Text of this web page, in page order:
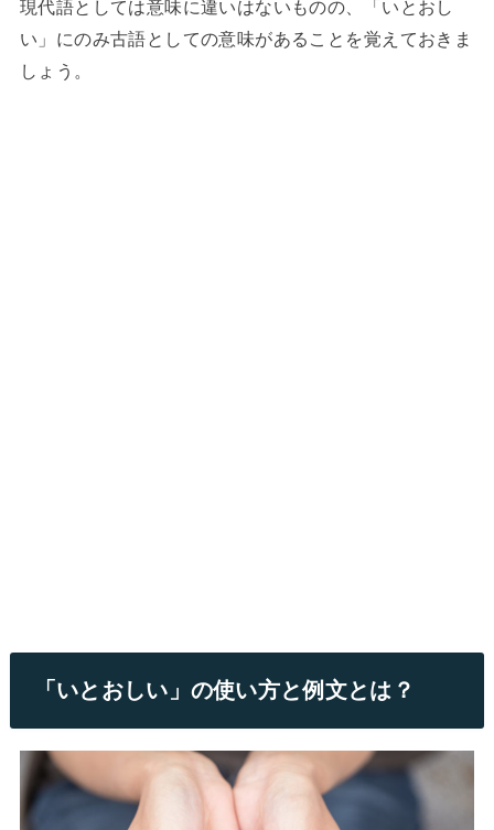
現代語としては意味に違いはないものの、「いとおし
い」にのみ古語としての意味があることを覚えておきま
しょう。
「いとおしい」の使い方と例文とは？